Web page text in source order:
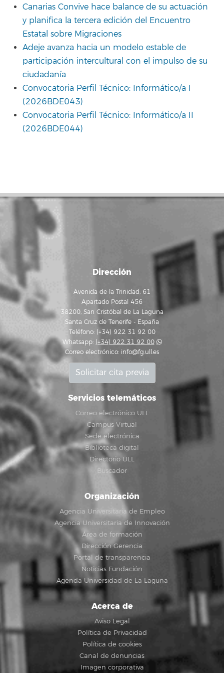
Canarias Convive hace balance de su actuación
y planifica la tercera edición del Encuentro
Estatal sobre Migraciones
Adeje avanza hacia un modelo estable de
participación intercultural con el impulso de su
ciudadanía
Convocatoria Perfil Técnico: Informático/a I
(2026BDE043)
Convocatoria Perfil Técnico: Informático/a II
(2026BDE044)
Dirección
Avenida de la Trinidad, 61
Apartado Postal 456
38200, San Cristóbal de La Laguna
Santa Cruz de Tenerife - España
Teléfono: (+34) 922 31 92 00
Whatsapp: (+34) 922 31 92 00
Correo electrónico: info@fg.ull.es
Solicitar cita previa
Servicios telemáticos
Correo electrónico ULL
Campus Virtual
Sede electrónica
Biblioteca digital
Directorio ULL
Buscador
Organización
Agencia Universitaria de Empleo
Agencia Universitaria de Innovación
Área de formación
Dirección Gerencia
Portal de transparencia
Noticias Fundación
Agenda Universidad de La Laguna
Acerca de
Aviso Legal
Política de Privacidad
Política de cookies
Canal de denuncias
Imagen corporativa